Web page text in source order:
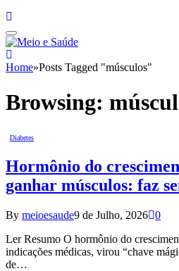
Home»Posts Tagged "músculos"
Browsing:
Diabetes
Hormônio do
ganhar músculos: faz
By meioesaude9 de Julho, 2026 0
Ler Resumo O hormônio do
indicações médicas, virou “chave
de…